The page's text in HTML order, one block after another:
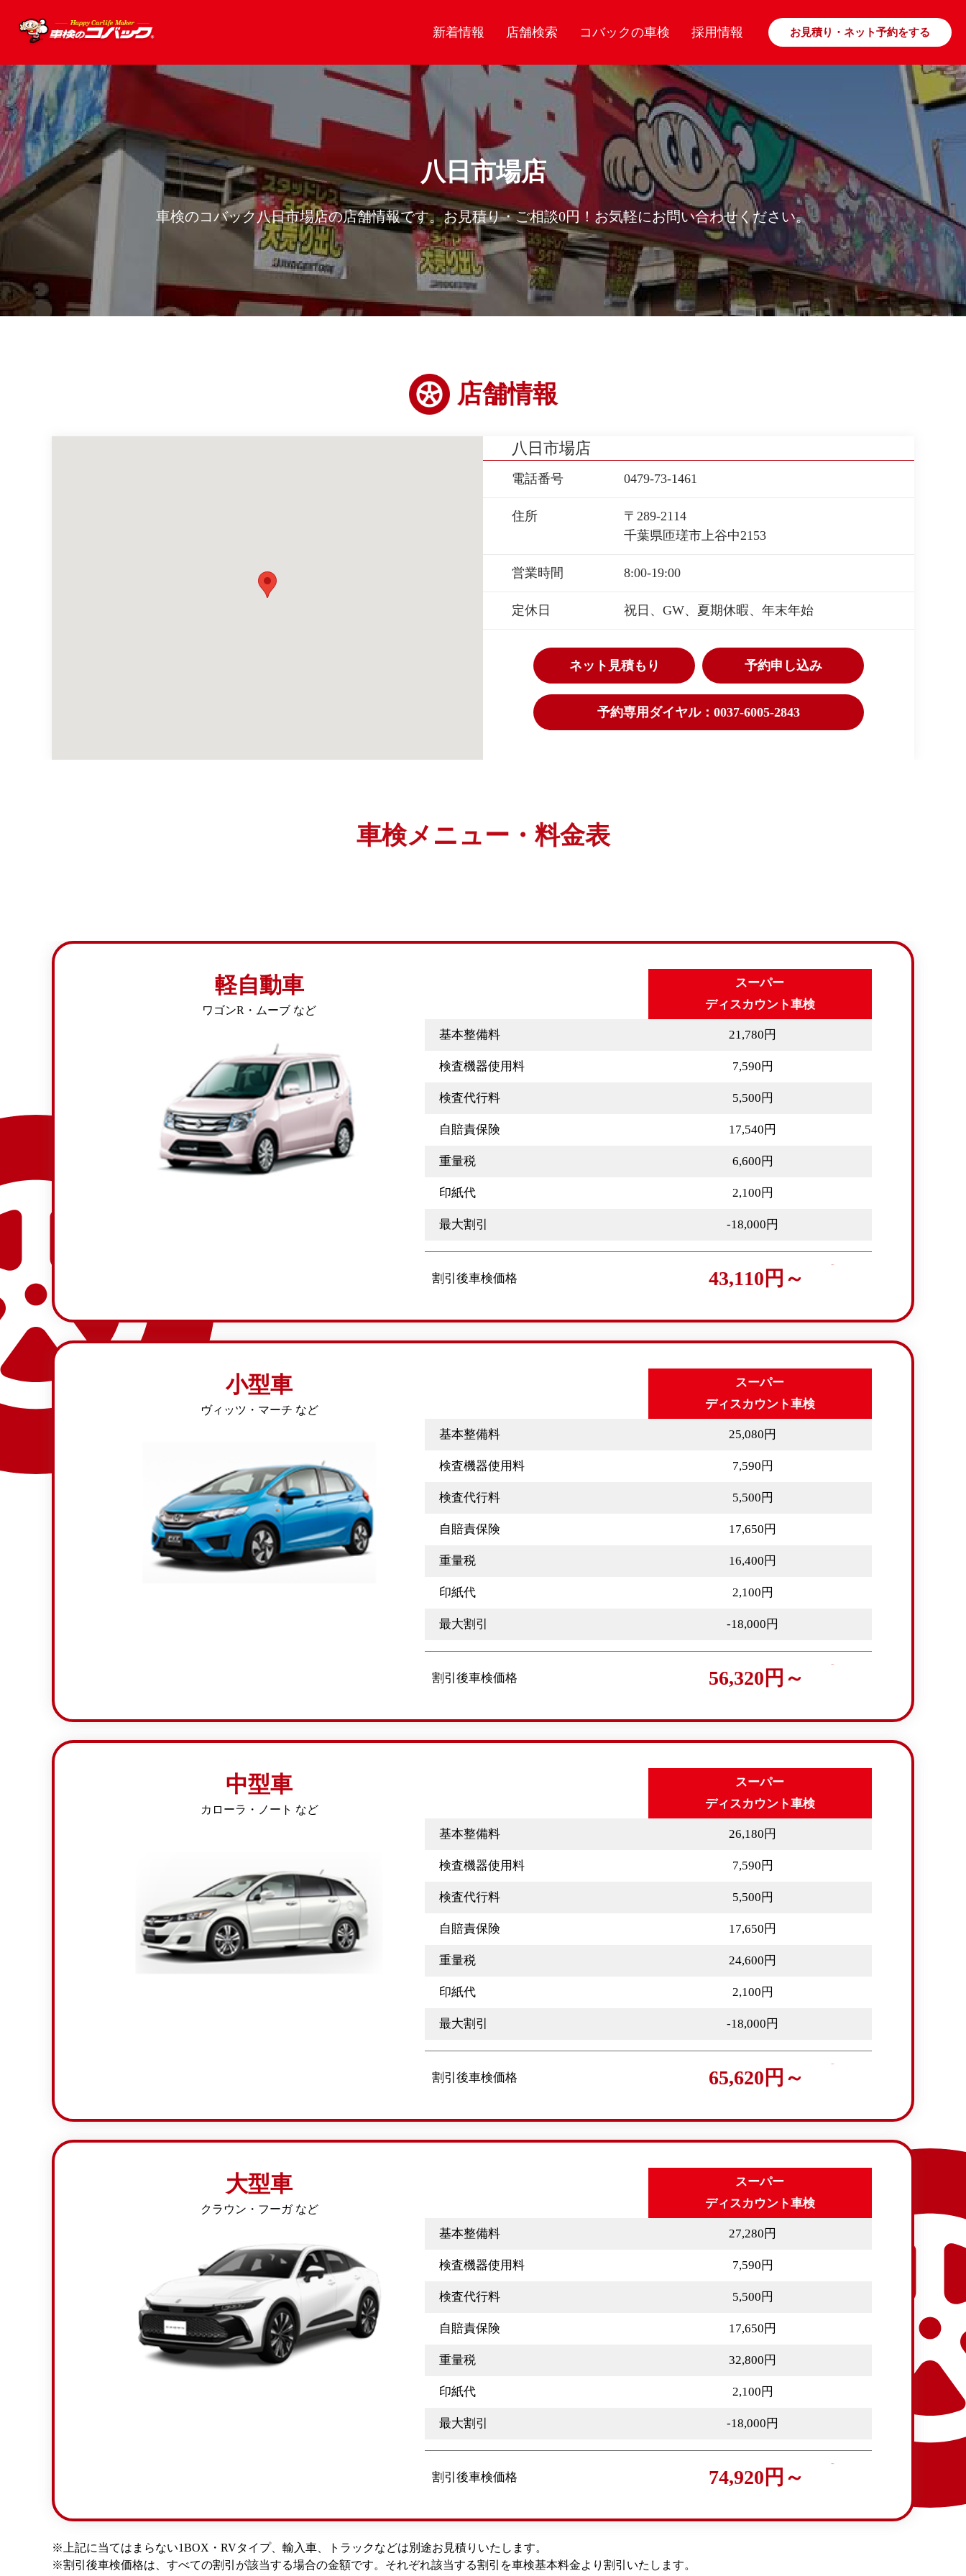
新着情報 店舗検索 コバックの車検 採用情報 お見積り・ネット予約をする
八日市場店
車検のコバック八日市場店の店舗情報です。お見積り・ご相談0円！お気軽にお問い合わせください。
店舗情報
八日市場店
電話番号 0479-73-1461
住所
〒289-2114
千葉県匝瑳市上谷中2153
営業時間 8:00-19:00
定休日 祝日、GW、夏期休暇、年末年始
ネット見積もり 予約申し込み
予約専用ダイヤル：0037-6005-2843
車検メニュー・料金表
軽自動車
ワゴンR・ムーブ など
スーパー
ディスカウント車検
基本整備料 21,780円
検査機器使用料 7,590円
検査代行料 5,500円
自賠責保険 17,540円
重量税 6,600円
印紙代 2,100円
最大割引 -18,000円
割引後車検価格 43,110円～
小型車
ヴィッツ・マーチ など
スーパー
ディスカウント車検
基本整備料 25,080円
検査機器使用料 7,590円
検査代行料 5,500円
自賠責保険 17,650円
重量税 16,400円
印紙代 2,100円
最大割引 -18,000円
割引後車検価格 56,320円～
中型車
カローラ・ノート など
スーパー
ディスカウント車検
基本整備料 26,180円
検査機器使用料 7,590円
検査代行料 5,500円
自賠責保険 17,650円
重量税 24,600円
印紙代 2,100円
最大割引 -18,000円
割引後車検価格 65,620円～
大型車
クラウン・フーガ など
スーパー
ディスカウント車検
基本整備料 27,280円
検査機器使用料 7,590円
検査代行料 5,500円
自賠責保険 17,650円
重量税 32,800円
印紙代 2,100円
最大割引 -18,000円
割引後車検価格 74,920円～
※上記に当てはまらない1BOX・RVタイプ、輸入車、トラックなどは別途お見積りいたします。
※割引後車検価格は、すべての割引が該当する場合の金額です。それぞれ該当する割引を車検基本料金より割引いたします。